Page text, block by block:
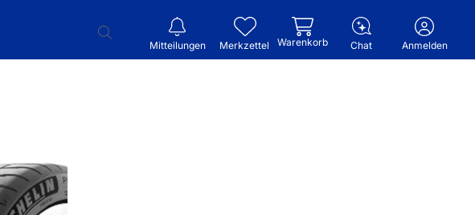
Mitteilungen Merkzettel Warenkorb Chat Anmelden